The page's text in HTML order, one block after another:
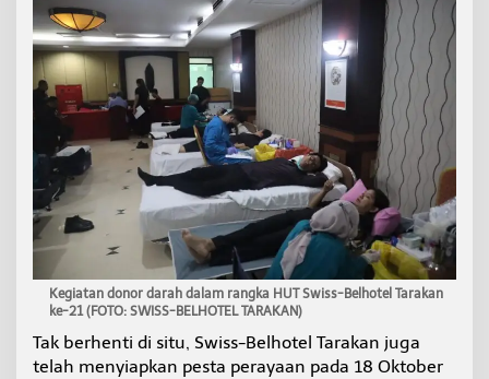
t
o
n
g
T
u
m
p
e
g
Kegiatan donor darah dalam rangka HUT Swiss-Belhotel Tarakan
ke-21 (FOTO: SWISS-BELHOTEL TARAKAN)
Tak berhenti di situ, Swiss-Belhotel Tarakan juga
telah menyiapkan pesta perayaan pada 18 Oktober